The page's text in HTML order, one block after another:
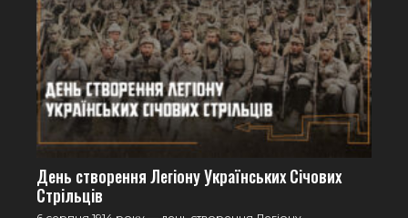
День створення Легіону Українських Січових
Стрільців